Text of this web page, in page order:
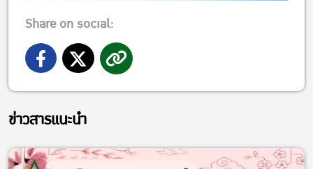
Share on social:
ข่าวสารแนะนำ